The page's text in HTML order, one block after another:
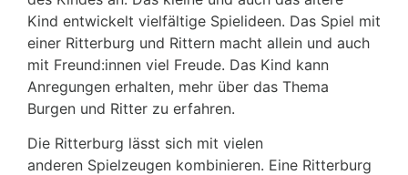
Kind entwickelt vielfältige Spielideen. Das Spiel mit
einer Ritterburg und Rittern macht allein und auch
mit Freund:innen viel Freude. Das Kind kann
Anregungen erhalten, mehr über das Thema
Burgen und Ritter zu erfahren.
Die Ritterburg lässt sich mit vielen
anderen Spielzeugen kombinieren. Eine Ritterburg